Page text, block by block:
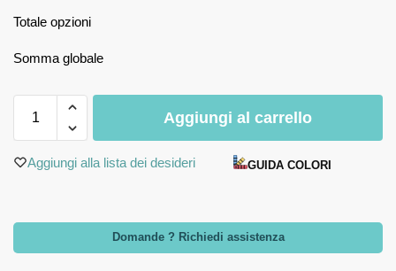
Totale opzioni
Somma globale
Aggiungi al carrello
Aggiungi alla lista dei desideri GUIDA COLORI
Domande ? Richiedi assistenza